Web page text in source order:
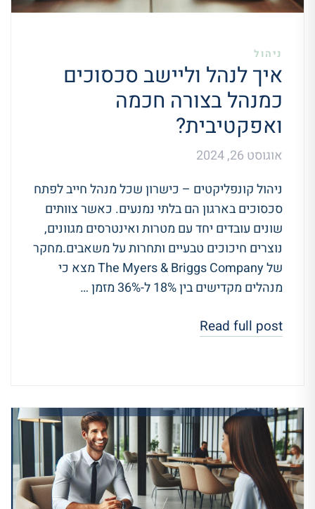
ניהול
איך לנהל וליישב סכסוכים
כמנהל בצורה חכמה
ואפקטיבית?
אוגוסט 26, 2024
ניהול קונפליקטים – כישרון שכל מנהל חייב לפתח
סכסוכים בארגון הם בלתי נמנעים. כאשר צוותים
שונים עובדים יחד עם מטרות ואינטרסים מגוונים,
נוצרים חיכוכים טבעיים ותחרות על משאבים.מחקר
של The Myers & Briggs Company מצא כי
מנהלים מקדישים בין 18% ל-36% מזמן …
Read full post